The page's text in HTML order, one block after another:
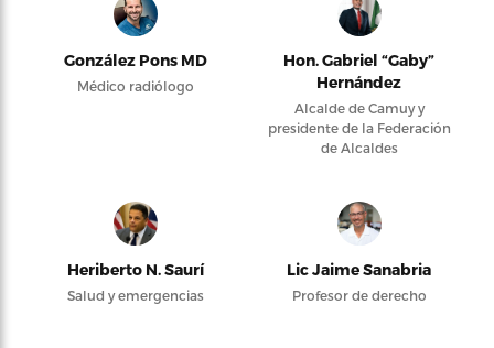
González Pons MD
Médico radiólogo
Hon. Gabriel “Gaby”
Hernández
Alcalde de Camuy y
presidente de la Federación
de Alcaldes
Heriberto N. Saurí
Salud y emergencias
Lic Jaime Sanabria
Profesor de derecho